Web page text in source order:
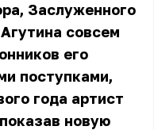
Заслуженного
совсем
его
поступками,
года артист
новую